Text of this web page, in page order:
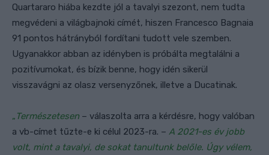
Quartararo hiába kezdte jól a tavalyi szezont, nem tudta
megvédeni a világbajnoki címét, hiszen Francesco Bagnaia
91 pontos hátrányból fordítani tudott vele szemben.
Ugyanakkor abban az idényben is próbálta megtalálni a
pozitívumokat, és bízik benne, hogy idén sikerül
visszavágni az olasz versenyzőnek, illetve a Ducatinak.
„ Természetesen – válaszolta arra a kérdésre, hogy valóban
a vb-címet tűzte-e ki célul 2023-ra. – A 2021-es év jobb
volt, mint a tavalyi, de sokat tanultunk belőle. Úgy vélem,